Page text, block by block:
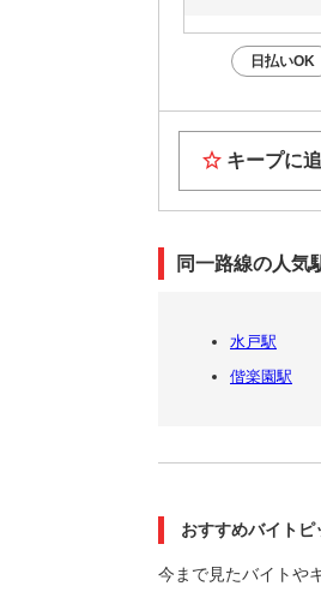
日払いOK
キープに
同一路線の人気
水戸駅
偕楽園駅
おすすめバイトピ
今まで見たバイトや